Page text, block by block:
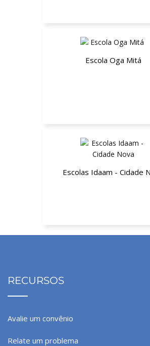
Escola Oga Mitá
Escolas Idaam - Cidade
RECURSOS
Avalie um convênio
Relate um problema